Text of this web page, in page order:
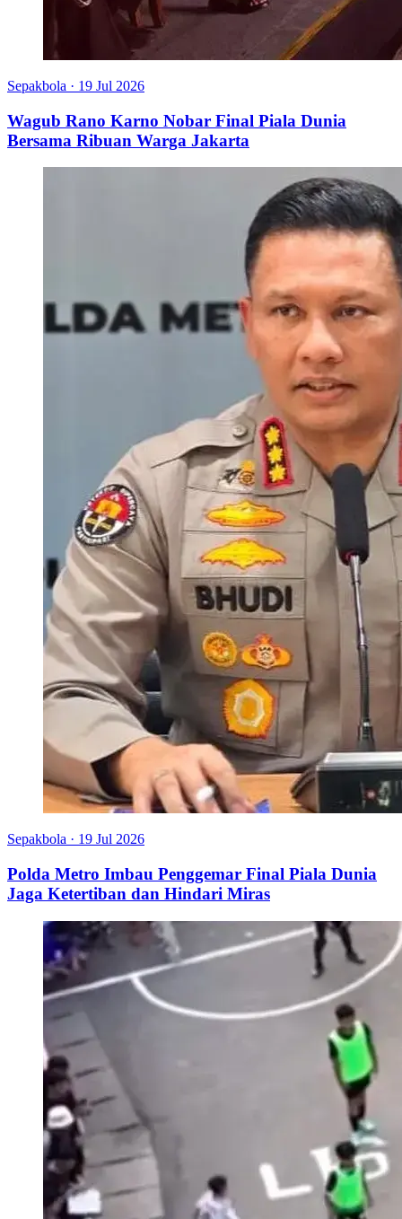
Sepakbola · 19 Jul 2026
Wagub Rano Karno Nobar Final Piala Dunia
Bersama Ribuan Warga Jakarta
Sepakbola · 19 Jul 2026
Polda Metro Imbau Penggemar Final Piala Dunia
Jaga Ketertiban dan Hindari Miras